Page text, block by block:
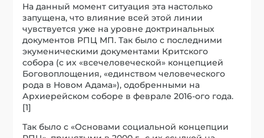
На данный момент ситуация эта настолько
запущена, что влияние всей этой линии
чувствуется уже на уровне доктринальных
документов РПЦ МП. Так было с последними
экуменическими документами Критского
собора (с их «всечеловеческой» концепцией
Боговоплощения, «единством человеческого
рода в Новом Адама»), одобренными на
Архиерейском соборе в феврале 2016-ого года.
[1]
Так было с «Основами социальной концепции